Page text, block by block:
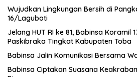
Wujudkan Lingkungan Bersih di
16/Laguboti
Jelang HUT RI ke 81, Babinsa Koramil
Paskibraka Tingkat Kabupaten Toba
Babinsa Jalin Komunikasi Bersama
Babinsa Ciptakan Suasana